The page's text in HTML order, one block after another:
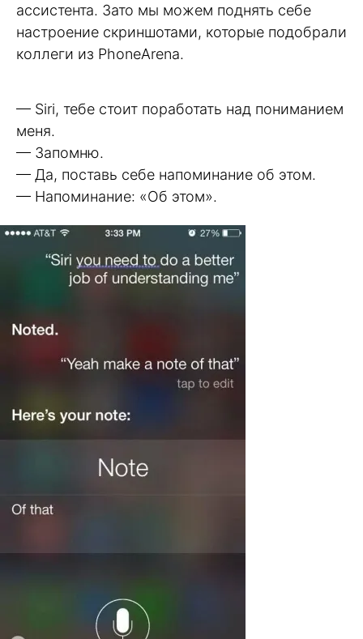
ассистента. Зато мы можем поднять себе
настроение скриншотами, которые подобрали
коллеги из PhoneArena.
— Siri, тебе стоит поработать над пониманием
меня.
— Запомню.
— Да, поставь себе напоминание об этом.
— Напоминание: «Об этом».